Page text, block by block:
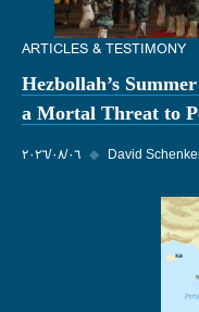
ARTICLES & TESTIMONY
Hezbollah’s
a Mortal Threat to
٠٦‏/٠٨‏/٢٠٢٦ ◆ David